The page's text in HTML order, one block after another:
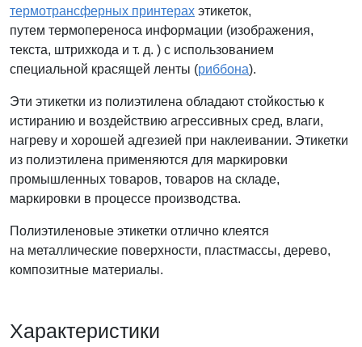
термотрансферных принтерах этикеток,
путем термопереноса информации (изображения,
текста, штрихкода и т. д. ) с использованием
специальной красящей ленты (риббона).
Эти этикетки из полиэтилена обладают стойкостью к
истиранию и воздействию агрессивных сред, влаги,
нагреву и хорошей адгезией при наклеивании. Этикетки
из полиэтилена применяются для маркировки
промышленных товаров, товаров на складе,
маркировки в процессе производства.
Полиэтиленовые этикетки отлично клеятся
на металлические поверхности, пластмассы, дерево,
композитные материалы.
Характеристики